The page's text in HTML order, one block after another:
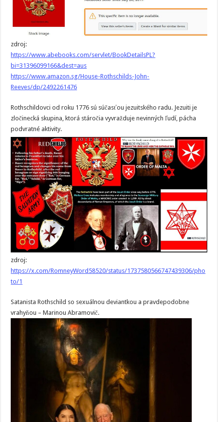
zdroj:
https://www.abebooks.com/servlet/BookDetailsPL?
bi=31396099166&dest=aus
https://www.amazon.sg/House-Rothschilds-John-
Reeves/dp/2492261476
Rothschildovci od roku 1776 sú súčasťou jezuitského radu. Jezuiti je
zločinecká skupina, ktorá stáročia vyvražduje nevinných ľudí, pácha
podvratné aktivity.
zdroj:
https://x.com/RomneyWord58520/status/1737580566747439306/pho
to/1
Satanista Rothschild so sexuálnou deviantkou a pravdepodobne
vrahyňou – Marinou Abramovič.